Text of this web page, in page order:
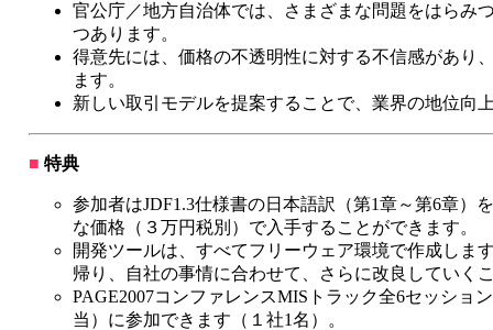
官公庁／地方自治体では、さまざまな問題をはらみ
つあります。
得意先には、価格の不透明性に対する不信感があり
ます。
新しい取引モデルを提案することで、業界の地位向
■ 特典
参加者はJDF1.3仕様書の日本語訳（第1章～第6章）を
な価格（３万円税別）で入手することができます。
開発ツールは、すべてフリーウェア環境で作成しま
帰り、自社の事情に合わせて、さらに改良していく
PAGE2007コンファレンスMISトラック全6セッショ
当）に参加できます（１社1名）。